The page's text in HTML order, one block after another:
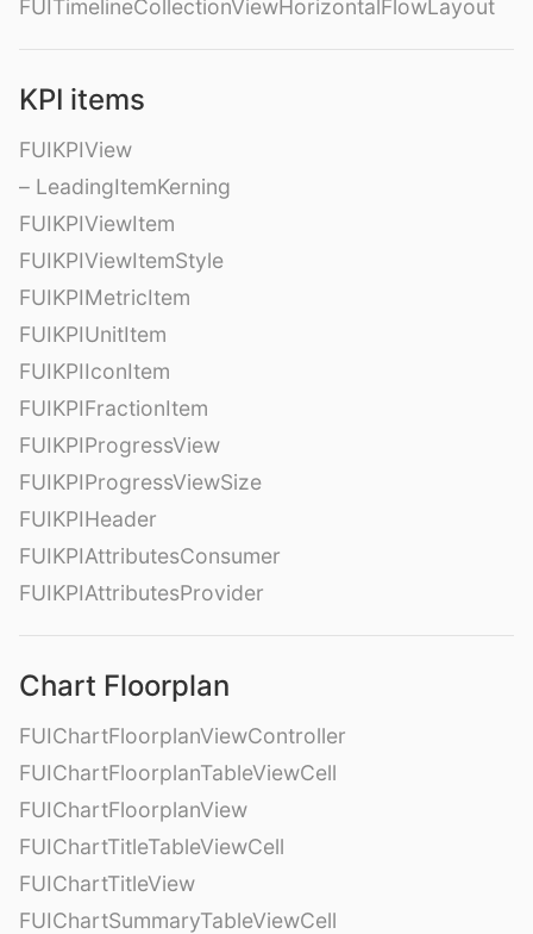
FUITimelineCollectionViewHorizontalFlowLayout
KPI items
FUIKPIView
– LeadingItemKerning
FUIKPIViewItem
FUIKPIViewItemStyle
FUIKPIMetricItem
FUIKPIUnitItem
FUIKPIIconItem
FUIKPIFractionItem
FUIKPIProgressView
FUIKPIProgressViewSize
FUIKPIHeader
FUIKPIAttributesConsumer
FUIKPIAttributesProvider
Chart Floorplan
FUIChartFloorplanViewController
FUIChartFloorplanTableViewCell
FUIChartFloorplanView
FUIChartTitleTableViewCell
FUIChartTitleView
FUIChartSummaryTableViewCell